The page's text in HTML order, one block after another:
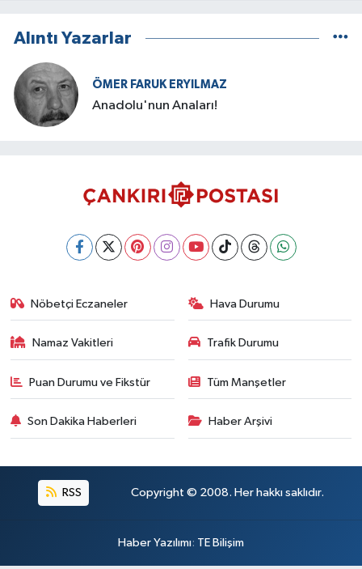
Alıntı Yazarlar
ÖMER FARUK ERYILMAZ
Anadolu'nun Anaları!
Nöbetçi Eczaneler Hava Durumu
Namaz Vakitleri Trafik Durumu
Puan Durumu ve Fikstür Tüm Manşetler
Son Dakika Haberleri Haber Arşivi
RSS Copyright © 2008. Her hakkı saklıdır.
Haber Yazılımı: TE Bilişim